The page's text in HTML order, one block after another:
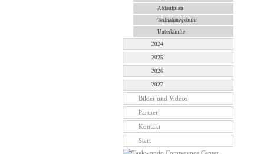
Ablaufplan
Teilnahmegebühr
Unterkünfte
2024
2025
2026
2027
Bilder und Videos
Partner
Kontakt
Start